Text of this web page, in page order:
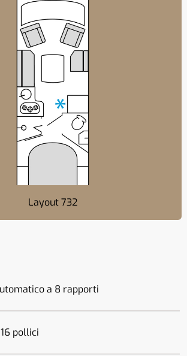
Layout 732
a 8 rapporti
pollici